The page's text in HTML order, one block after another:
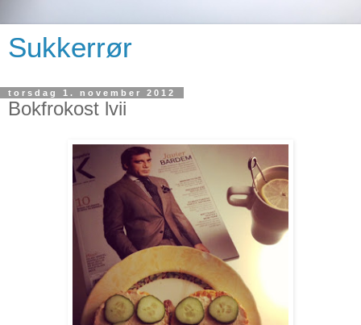
Sukkerrør
torsdag 1. november 2012
Bokfrokost lvii